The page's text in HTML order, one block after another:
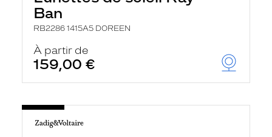
Ban
RB2286 1415A5 DOREEN
À partir de
159,00 €